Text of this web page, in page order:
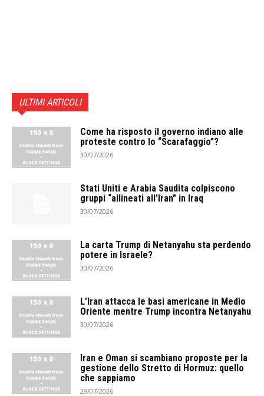
ULTIMI ARTICOLI
Come ha risposto il governo indiano alle
proteste contro lo “Scarafaggio”?
30/07/2026
Stati Uniti e Arabia Saudita colpiscono
gruppi “allineati all’Iran” in Iraq
30/07/2026
La carta Trump di Netanyahu sta perdendo
potere in Israele?
30/07/2026
L’Iran attacca le basi americane in Medio
Oriente mentre Trump incontra Netanyahu
30/07/2026
Iran e Oman si scambiano proposte per la
gestione dello Stretto di Hormuz: quello
che sappiamo
29/07/2026